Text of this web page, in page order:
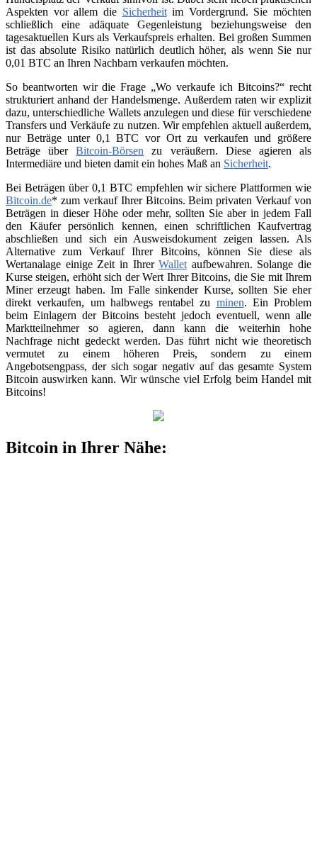
Aspekten vor allem die Sicherheitim Vordergrund. Sie möchten
schließlich eine adäquate Gegenleistung beziehungsweise den
tagesaktuellen Kurs als Verkaufspreis erhalten. Bei großen Summen
ist das absolute Risiko natürlich deutlich höher, als wenn Sie nur
0,01 BTC an Ihren Nachbarn verkaufen möchten.
So beantworten wir die Frage „Wo verkaufe ich Bitcoins?“ recht
strukturiert anhand der Handelsmenge. Außerdem raten wir explizit
dazu, unterschiedliche Wallets anzulegen und diese für verschiedene
Transfers und Verkäufe zu nutzen. Wir empfehlen aktuell außerdem,
nur Beträge unter 0,1 BTC vor Ort zu verkaufen und größere
Beträge überBitcoin-Börsen zu veräußern. Diese agieren als
Intermediäre und bieten damit ein hohes Maß an Sicherheit.
Bei Beträgen über 0,1 BTC empfehlen wir sichere Plattformen wie
Bitcoin.de* zum verkauf Ihrer Bitcoins. Beim privaten Verkauf von
Beträgen in dieser Höhe oder mehr, sollten Sie aber in jedem Fall
den Käufer persönlich kennen, einen schriftlichen Kaufvertrag
abschließen und sich ein Ausweisdokument zeigen lassen. Als
Alternative zum Verkauf Ihrer Bitcoins, können Sie diese als
Wertanalage einige Zeit in IhrerWallet aufbewahren. Solange die
Kurse steigen, erhöht sich der Wert Ihrer Bitcoins, die Sie mit Ihrem
Miner erzeugt haben. Im Falle sinkender Kurse, sollten Sie eher
direkt verkaufen, um halbwegs rentabel zu minen. Ein Problem
beim Einlagern der Bitcoins besteht jedoch eventuell, wenn alle
Marktteilnehmer so agieren, dann kann die weiterhin hohe
Nachfrage nicht gedeckt werden. Das führt nicht wie theoretisch
vermutet zu einem höheren Preis, sondern zu einem
Angebotsengpass, der sich sogar negativ auf das gesamte System
Bitcoin auswirken kann. Wir wünsche viel Erfolg beim Handel mit
Bitcoins!
Bitcoin in Ihrer Nähe: